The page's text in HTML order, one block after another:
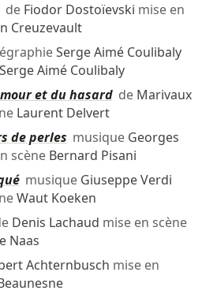
de Fiodor Dostoïevski mise en
Creuzevault
Serge Aimé Coulibaly
Serge Aimé Coulibaly
et du hasardde Marivaux
Laurent Delvert
de perles musique Georges
scène Bernard Pisani
musique Giuseppe Verdi
Waut Koeken
Denis Lachaud mise en scène
Naas
Achternbusch mise en